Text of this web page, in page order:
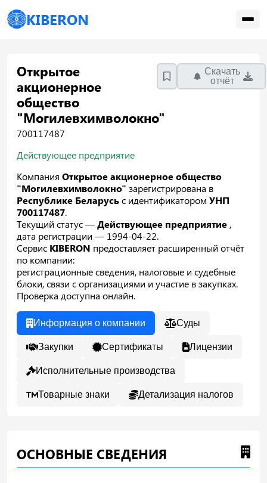
KIBERON
Открытое
акционерное
общество
"Могилевхимволокно"
700117487
Скачать
отчёт
Действующее предприятие
Компания Открытое акционерное общество
"Могилевхимволокно" зарегистрирована в
Республике Беларусьс идентификатором УНП
700117487.
Текущий статус —Действующее предприятие ,
дата регистрации — 1994-04-22.
Сервис KIBERON предоставляет расширенный отчёт
по компании:
регистрационные сведения, налоговые и судебные
блоки, связи с организациями и участие в закупках.
Проверка доступна онлайн.
Информация о компании Суды
Закупки Сертификаты Лицензии
Исполнительные производства
Товарные знаки Детализация налогов
ОСНОВНЫЕ СВЕДЕНИЯ